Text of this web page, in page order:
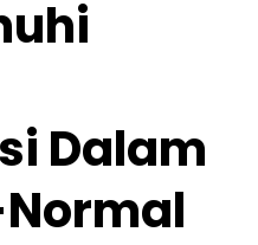
Dalam